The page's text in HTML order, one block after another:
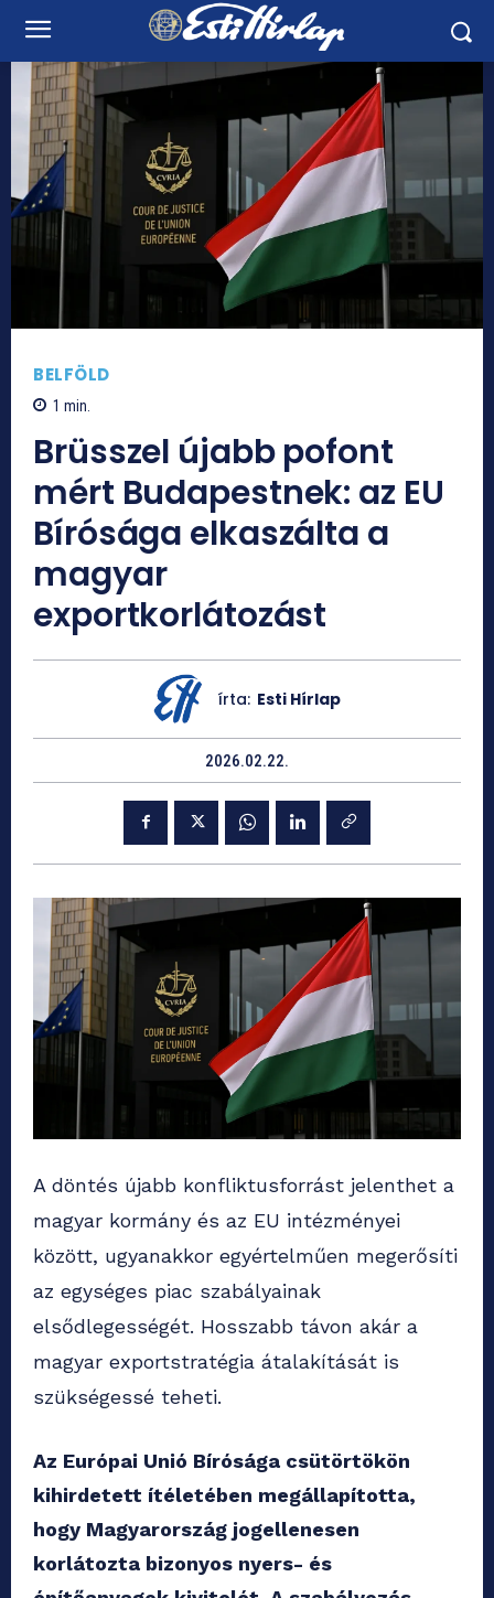
BELFÖLD
1 min.
Brüsszel újabb pofont
mért Budapestnek: az EU
Bírósága elkaszálta a
magyar
exportkorlátozást
írta: Esti Hírlap
2026.02.22.
A döntés újabb konfliktusforrást jelenthet a
magyar kormány és az EU intézményei
között, ugyanakkor egyértelműen megerősíti
az egységes piac szabályainak
elsődlegességét. Hosszabb távon akár a
magyar exportstratégia átalakítását is
szükségessé teheti.
Az Európai Unió Bírósága csütörtökön
kihirdetett ítéletében megállapította,
hogy Magyarország jogellenesen
korlátozta bizonyos nyers- és